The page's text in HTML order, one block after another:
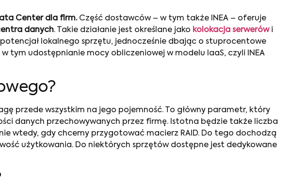
Center dla firm.Część dostawców – w tym także INEA – oferuje
danych. Takie działanie jest określane jako kolokacja serwerówi
potencjał lokalnego sprzętu, jednocześnie dbając o stuprocentowe
w tym udostępnianie mocy obliczeniowej w modelu IaaS, czyli INEA
przede wszystkim na jego pojemność. To główny parametr, który
danych przechowywanych przez firmę. Istotna będzie także liczba
wtedy, gdy chcemy przygotować macierz RAID. Do tego dochodzą
użytkowania. Do niektórych sprzętów dostępne jest dedykowane